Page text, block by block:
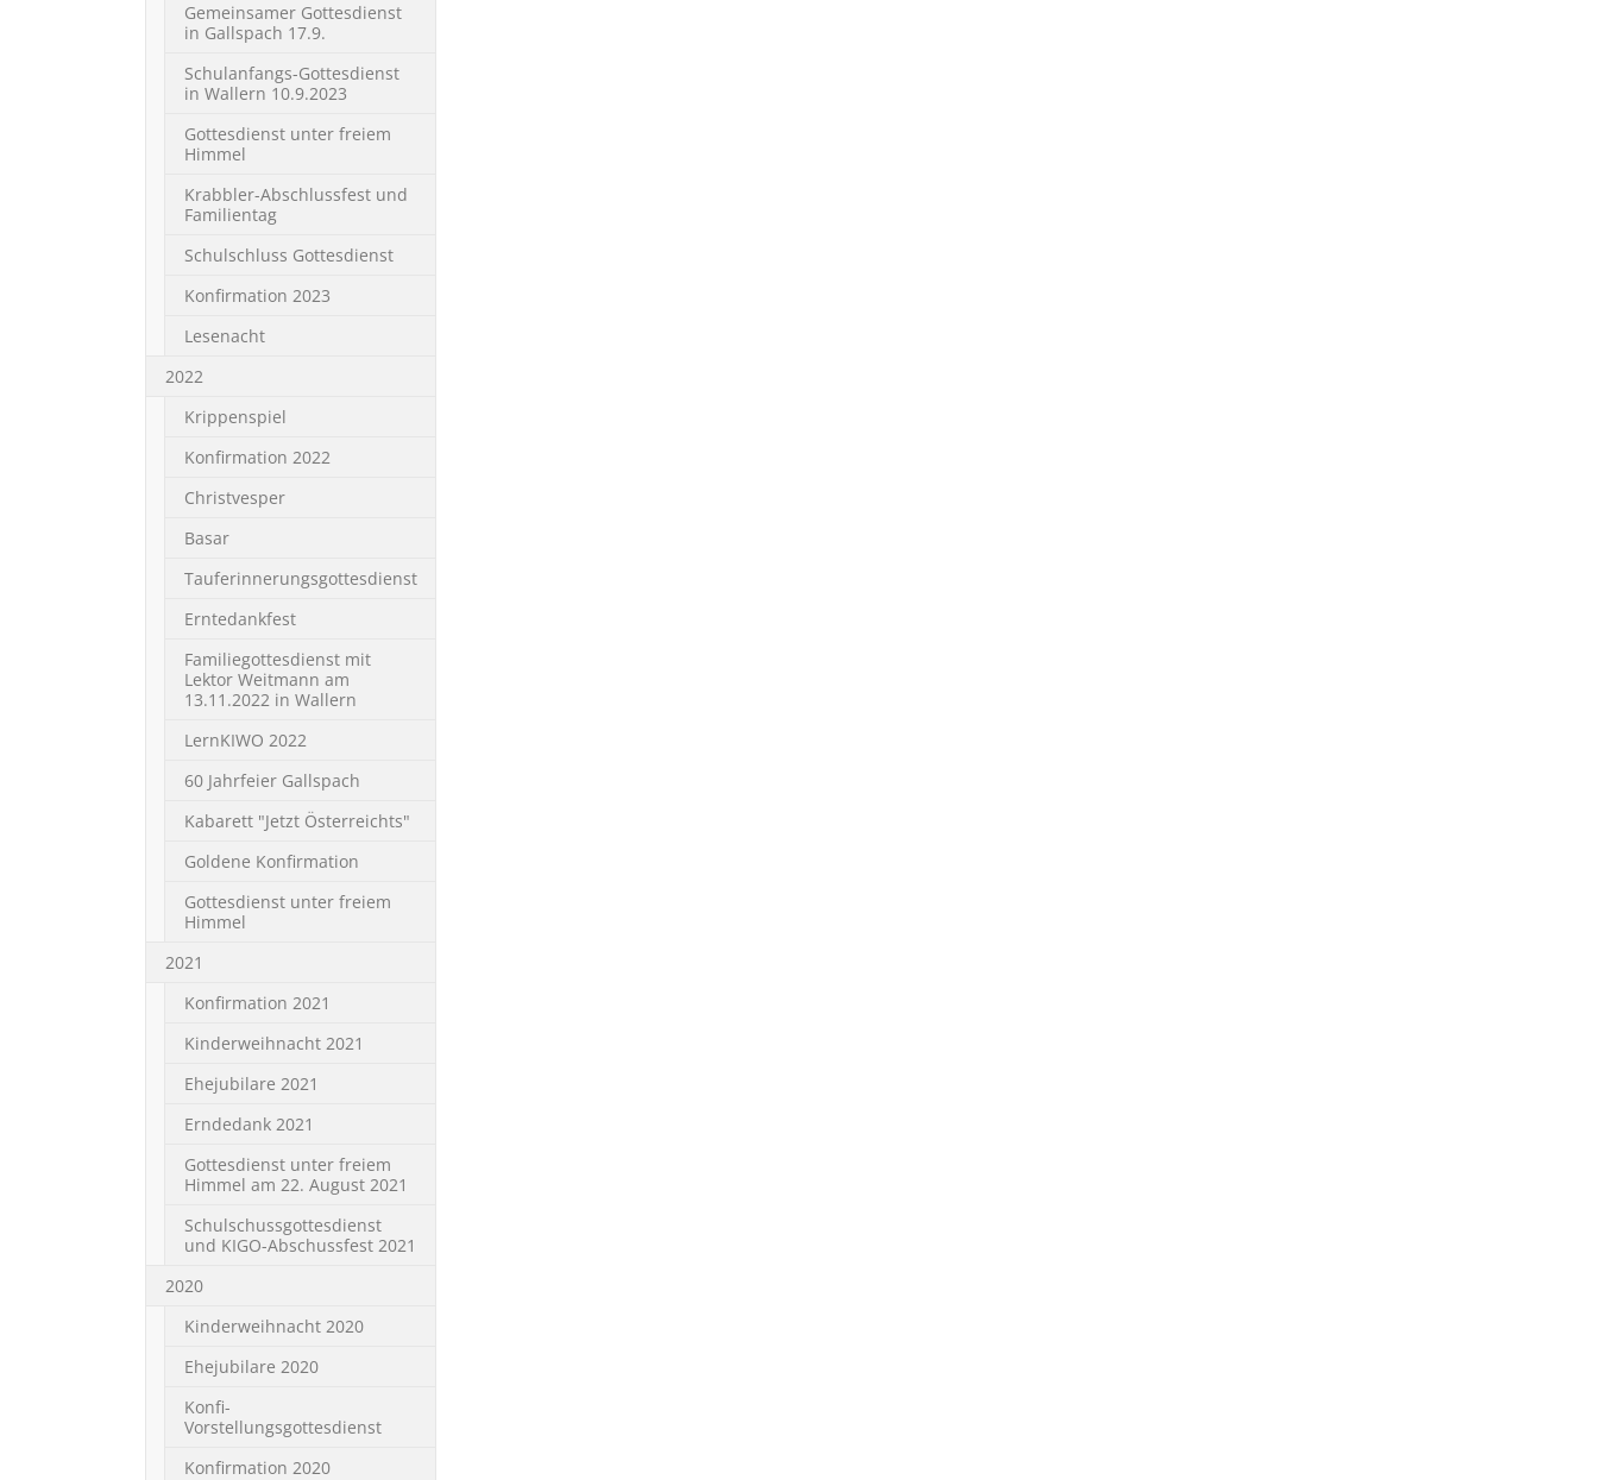
Gemeinsamer Gottesdienst
in Gallspach 17.9.
Schulanfangs-Gottesdienst
in Wallern 10.9.2023
Gottesdienst unter freiem
Himmel
Krabbler-Abschlussfest und
Familientag
Schulschluss Gottesdienst
Konfirmation 2023
Lesenacht
2022
Krippenspiel
Konfirmation 2022
Christvesper
Basar
Tauferinnerungsgottesdienst
Erntedankfest
Familiegottesdienst mit
Lektor Weitmann am
13.11.2022 in Wallern
LernKIWO 2022
60 Jahrfeier Gallspach
Kabarett "Jetzt Österreichts"
Goldene Konfirmation
Gottesdienst unter freiem
Himmel
2021
Konfirmation 2021
Kinderweihnacht 2021
Ehejubilare 2021
Erndedank 2021
Gottesdienst unter freiem
Himmel am 22. August 2021
Schulschussgottesdienst
und KIGO-Abschussfest 2021
2020
Kinderweihnacht 2020
Ehejubilare 2020
Konfi-
Vorstellungsgottesdienst
Konfirmation 2020